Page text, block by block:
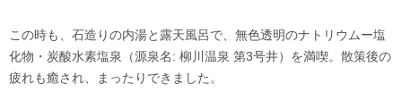
この時も、石造りの内湯と露天風呂で、無色透明のナトリウムー塩
化物・炭酸水素塩泉（源泉名: 柳川温泉 第3号井）を満喫。散策後の
疲れも癒され、まったりできました。